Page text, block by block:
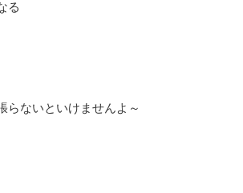
る
らないといけませんよ～